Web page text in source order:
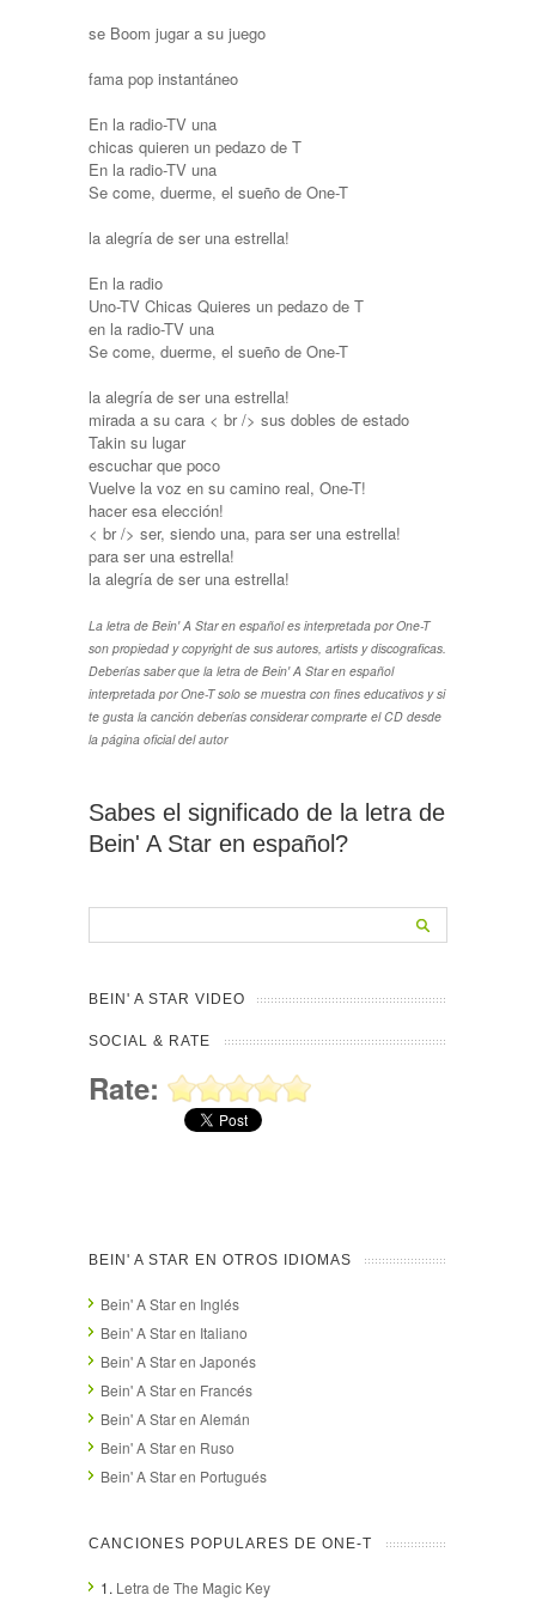
se Boom jugar a su juego
fama pop instantáneo
En la radio-TV una
chicas quieren un pedazo de T
En la radio-TV una
Se come, duerme, el sueño de One-T
la alegría de ser una estrella!
En la radio
Uno-TV Chicas Quieres un pedazo de T
en la radio-TV una
Se come, duerme, el sueño de One-T
la alegría de ser una estrella!
mirada a su cara < br /> sus dobles de estado
Takin su lugar
escuchar que poco
Vuelve la voz en su camino real, One-T!
hacer esa elección!
< br /> ser, siendo una, para ser una estrella!
para ser una estrella!
la alegría de ser una estrella!
La letra de Bein' A Star en español es interpretada por One-T
son propiedad y copyright de sus autores, artists y discograficas.
Deberías saber que la letra de Bein' A Star en español
interpretada por One-T solo se muestra con fines educativos y si
te gusta la canción deberías considerar comprarte el CD desde
la página oficial del autor
Sabes el significado de la letra de
Bein' A Star en español?
BEIN' A STAR VIDEO
SOCIAL & RATE
Rate:
BEIN' A STAR EN OTROS IDIOMAS
Bein' A Star en Inglés
Bein' A Star en Italiano
Bein' A Star en Japonés
Bein' A Star en Francés
Bein' A Star en Alemán
Bein' A Star en Ruso
Bein' A Star en Portugués
CANCIONES POPULARES DE ONE-T
1. Letra de The Magic Key